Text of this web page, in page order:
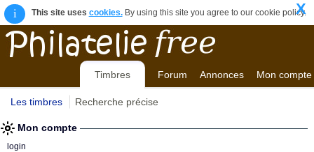
i This site uses cookies.By using this site you agree to our cookie policy.
X
Timbres Forum Annonces Mon compte
Les timbres Recherche précise
Mon compte
login